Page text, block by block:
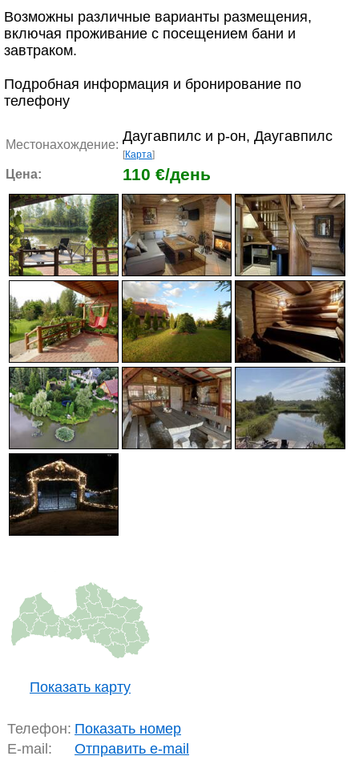
Возможны различные варианты размещения,
включая проживание с посещением бани и
завтраком.
Подробная информация и бронирование по
телефону
Местонахождение:
Даугавпилс и р-он, Даугавпилс
[Карта]
Цена: 110 €/день
Показать карту
Телефон: Показать номер
E-mail:
Отправить e-mail